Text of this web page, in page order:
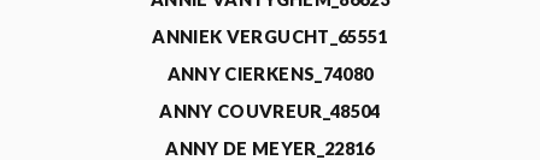
ANNIEK VERGUCHT_65551
ANNY CIERKENS_74080
ANNY COUVREUR_48504
ANNY DE MEYER_22816